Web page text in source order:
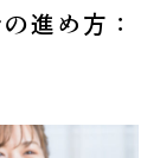
進め方：